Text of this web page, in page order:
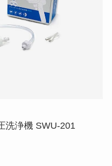
洗浄機 SWU-201